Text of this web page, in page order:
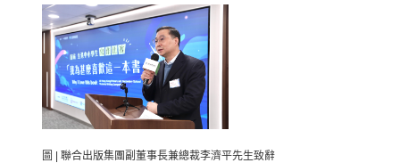
圖 | 聯合出版集團副董事長兼總裁李濟平先生致辭